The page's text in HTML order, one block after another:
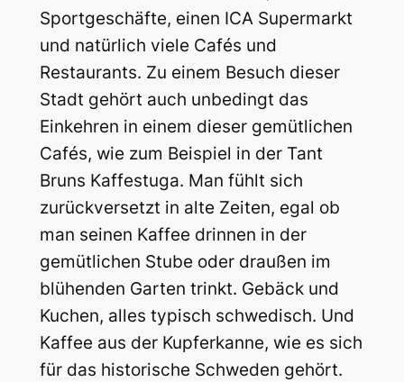
Sportgeschäfte, einen ICA Supermarkt
und natürlich viele Cafés und
Restaurants. Zu einem Besuch dieser
Stadt gehört auch unbedingt das
Einkehren in einem dieser gemütlichen
Cafés, wie zum Beispiel in der Tant
Bruns Kaffestuga. Man fühlt sich
zurückversetzt in alte Zeiten, egal ob
man seinen Kaffee drinnen in der
gemütlichen Stube oder draußen im
blühenden Garten trinkt. Gebäck und
Kuchen, alles typisch schwedisch. Und
Kaffee aus der Kupferkanne, wie es sich
für das historische Schweden gehört.